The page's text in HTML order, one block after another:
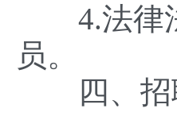
4.法律法
员。
四、招